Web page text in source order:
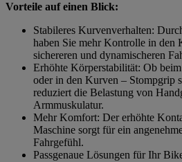
Vorteile auf einen Blick:
Stabileres Kurvenverhalten:
haben Sie mehr Kontrolle in den
sichereren und dynamischeren
Erhöhte Körperstabilität: Ob
oder in den Kurven – Stompgrip
reduziert die Belastung von
Armmuskulatur.
Mehr Komfort: Der erhöhte
Maschine sorgt für ein
Fahrgefühl.
Passgenaue Lösungen für Ihr